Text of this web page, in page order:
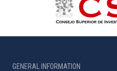
GENERAL INFORMATION